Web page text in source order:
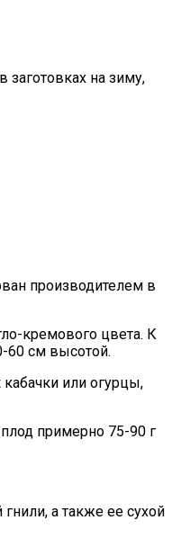
заготовках на зиму,
производителем в
кремового цвета. К
60 см высотой.
или огурцы,
примерно 75-90 г
а также ее сухой